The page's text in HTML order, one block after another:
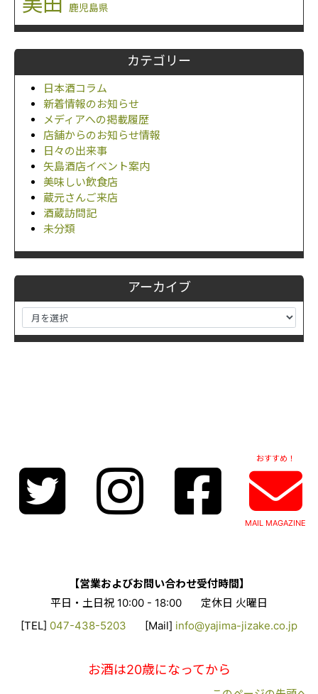
鹿児島県
カテゴリー
日本酒コラム
新着情報のお知らせ
メディアへの掲載履歴
店舗からのお知らせ情報
日々の出来事
矢島酒店イベント案内
美味しい飲食店
蔵元さんご来店
酒蔵訪問記
未分類
アーカイブ
おすすめ！
MAIL MAGAZINE
【営業およびお問い合わせ受付時間】
平日・土日祝 10:00 - 18:00
定休日 火曜日
[TEL] 047-438-5203 [Mail] info@yajima-jizake.co.jp
お酒は20歳になってから